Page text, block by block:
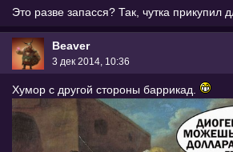
Это разве запасся? Так, чутка прикупил
Beaver
3 дек 2014, 10:36
Хумор с другой стороны баррикад.